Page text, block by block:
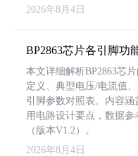
2026年8月4日
BP2863芯片各引脚功
本文详细解析BP2863芯
定义、典型电压/电流值
引脚参数对照表。内容
用电路设计要点，数据
（版本V1.2）。
2026年8月4日